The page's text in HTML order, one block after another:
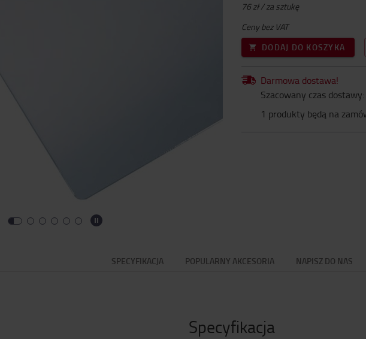
76 zł / za sztukę
Ceny bez VAT
DODAJ DO KOSZYKA
Darmowa dostawa!
Szacowany czas
1 produkty będą na
SPECYFIKACJA POPULARNY AKCESORIA NAPISZ DO NAS
Specyfikacja